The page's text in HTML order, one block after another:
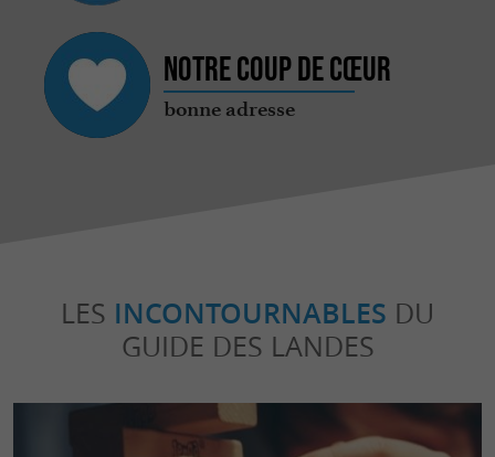
Notre coup de cœur
bonne adresse
LES INCONTOURNABLES DU
GUIDE DES LANDES